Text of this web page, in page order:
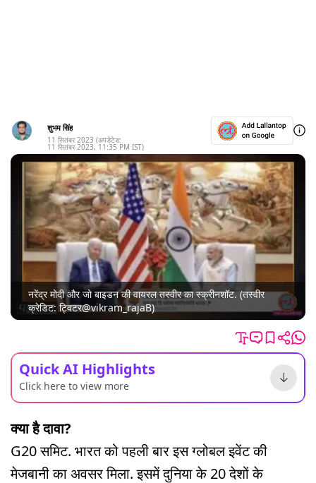
शुभम सिंह
11 सितंबर 2023 (अपडेटेड:
11 सितंबर 2023, 11:35 PM IST)
नरेंद्र मोदी और जो बाइडन की वायरल तस्वीर का स्क्रीनशॉट. (तस्वीर
क्रेडिट: ट्विटर@vikram_rajaB)
Quick AI Highlights
Click here to view more
क्या है दावा?
G20 समिट. भारत को पहली बार इस ग्लोबल इवेंट की
मेजबानी का अवसर मिला. इसमें दुनिया के 20 देशों के